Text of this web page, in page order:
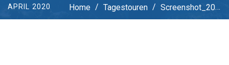
APRIL 2020 Home / Tagestouren / Screenshot_2020-04-19 Mario ( Mario_bolinski) • Instagram-Fotos Und -Videos(8)